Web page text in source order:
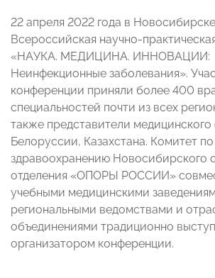
22 апреля 2022 года в
Всероссийская научно-
«НАУКА. МЕДИЦИНА. ИННОВАЦИИ:
Неинфекционные заболевания».
конференции приняли более 400
специальностей почти из всех
также представители
Белоруссии, Казахстана. Комитет по
здравоохранению Новосибирского
отделения «ОПОРЫ РОССИИ»
учебными медицинскими
региональными ведомствами и
объединениями традиционно
организатором конференции.